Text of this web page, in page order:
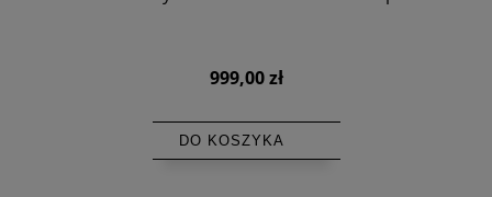
999,00 zł
DO KOSZYKA